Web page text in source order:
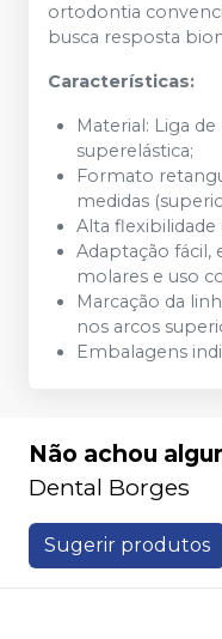
ortodontia
busca resposta
Características:
Material: Liga
superelástica;
Formato
medidas
Alta
Adaptação fácil,
molares e uso
Marcação da
nos arcos
Embalagens
Não achou
Dental Borges
Sugerir produtos